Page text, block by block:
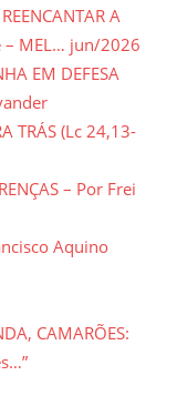
A
– MEL… jun/2026
EM DEFESA
TRÁS (Lc 24,13-
– Por Frei
Aquino
CAMARÕES: